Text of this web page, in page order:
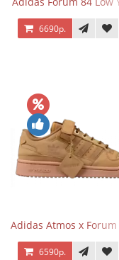
6690р.
Adidas Atmos x Forum
6590р.